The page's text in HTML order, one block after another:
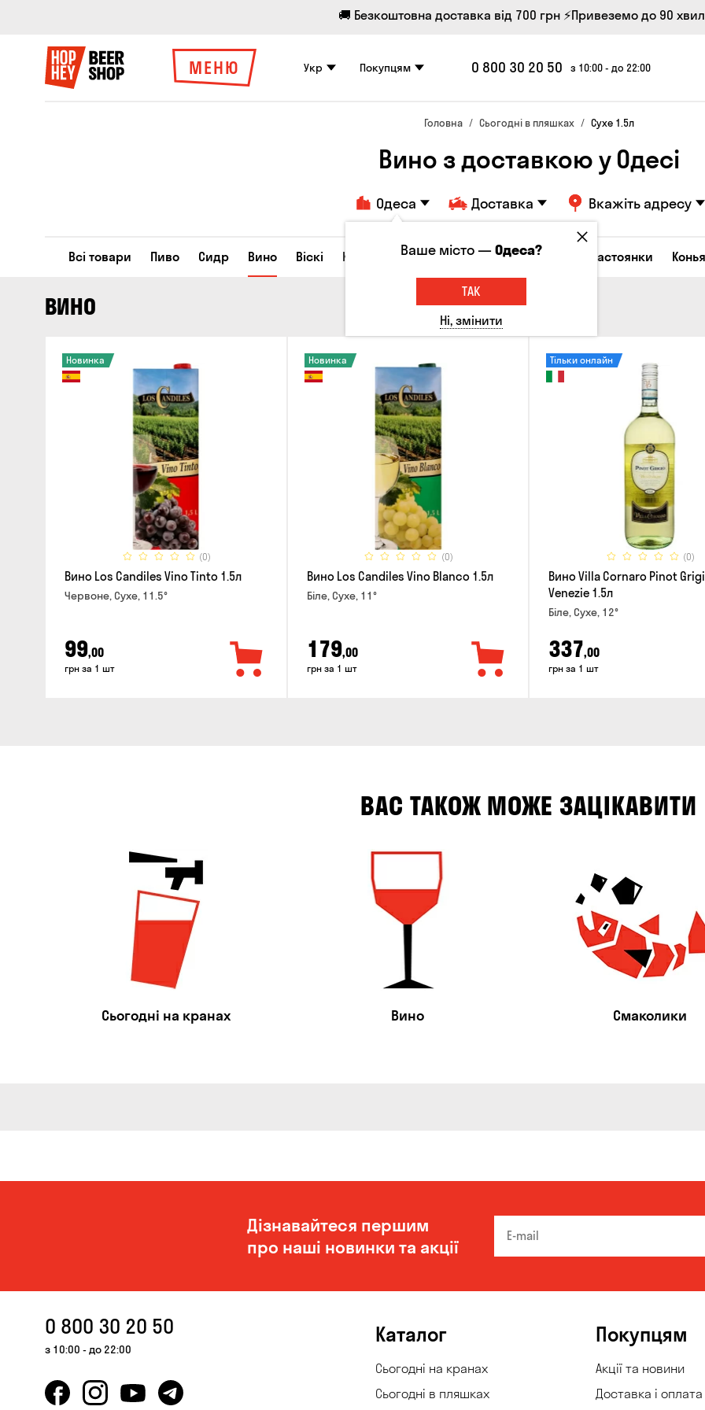
🚚 Безкоштовна доставка від 700 грн ⚡Привеземо до 90
МЕНЮ Укр Покупцям 0 800 30 20 50 з 10:00 - до 22:00
Головна Сьогодні в пляшках Сухе 1.5л
Вино з доставкою у Одесі
Одеса Доставка Вкажіть адресу
Всі товари Пиво Сидр Вино Віскі Коктейлі Горілка Соджу Лікери та настоянки
ВИНО
(0)
Новинка
Вино Los Candiles Vino Tinto 1.5л
Червоне, Сухе, 11.5°
99,00
грн за 1 шт
(0)
Новинка
Вино Los Candiles Vino Blanco 1.5л
Біле, Сухе, 11°
179,00
грн за 1 шт
(0)
Тільки онлайн
Вино Villa Cornaro Pinot
Venezie 1.5л
Біле, Сухе, 12°
337,00
грн за 1 шт
ВАС ТАКОЖ МОЖЕ ЗАЦІКАВИТИ
Сьогодні на кранах Вино Смаколики
Дізнавайтеся першим
про наші новинки та акції
0 800 30 20 50
з 10:00 - до 22:00
Каталог
Сьогодні на кранах
Сьогодні в пляшках
Покупцям
Акції та новини
Доставка і оплата
Ваше місто —Одеса?
ТАК
Ні, змінити